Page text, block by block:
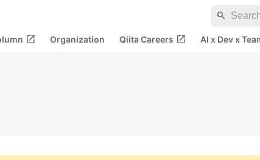
search
open_in_new Organization Qiita Careers open_in_new AI x Dev x